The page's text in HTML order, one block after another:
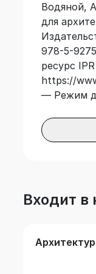
объектов
дизайна,
Водяной,
для
978-5-
ресурс
https://
— Режим
Входит в